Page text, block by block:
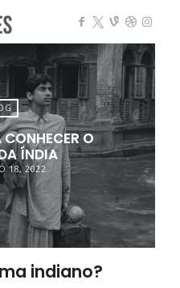
Márcio
Heleno
Soares
CONHECER O
ÍNDIA
18, 2022
indiano?